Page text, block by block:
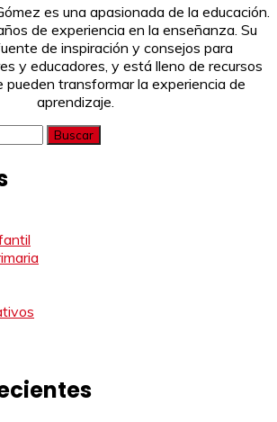
es una apasionada de la educación.
de experiencia en la enseñanza. Su
de inspiración y consejos para
y educadores, y está lleno de recursos
pueden transformar la experiencia de
aprendizaje.